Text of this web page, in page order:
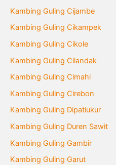
Kambing Guling Cijambe
Kambing Guling Cikampek
Kambing Guling Cikole
Kambing Guling Cilandak
Kambing Guling Cimahi
Kambing Guling Cirebon
Kambing Guling Dipatiukur
Kambing Guling Duren Sawit
Kambing Guling Gambir
Kambing Guling Garut